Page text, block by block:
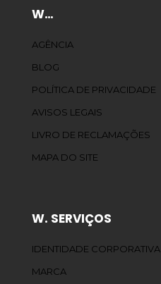
W…
AGÊNCIA
BLOG
POLÍTICA DE PRIVACIDADE
AVISOS LEGAIS
LIVRO DE RECLAMAÇÕES
MAPA DO SITE
W. SERVIÇOS
IDENTIDADE CORPORATIVA
MARCA